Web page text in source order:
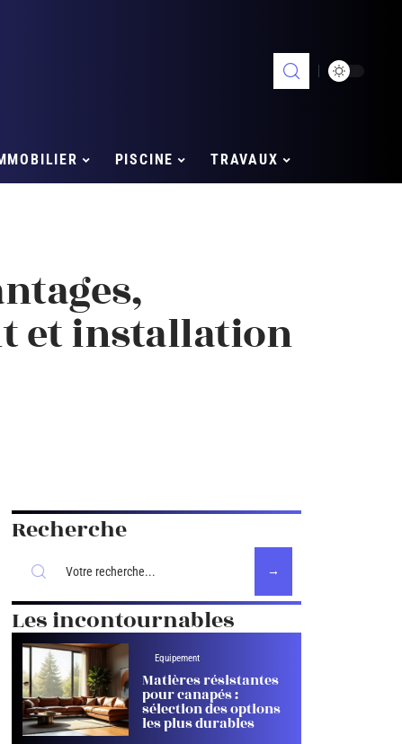
PISCINE TRAVAUX
et installation
Recherche
Les incontournables
Equipement
Matières résistantes
pour canapés :
sélection des options
les plus durables